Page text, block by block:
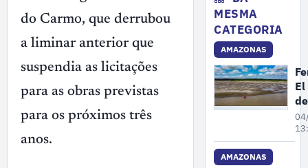
do Carmo, que derrubou
a liminar anterior que
suspendia as licitações
para as obras previstas
para os próximos três
anos.
MESMA
CATEGORIA
AMAZONAS
AMAZONAS